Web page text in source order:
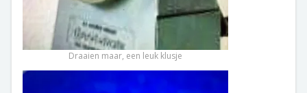
Draaien maar, een leuk klusje